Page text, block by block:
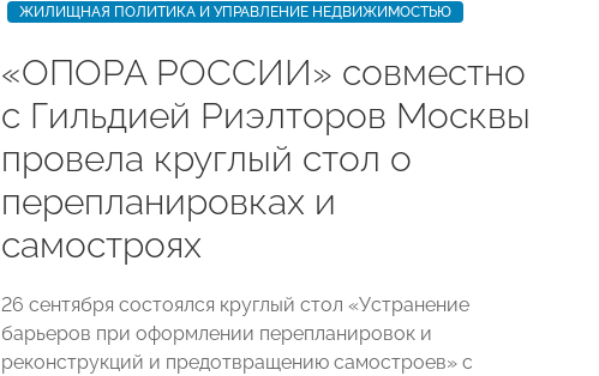
ЖИЛИЩНАЯ ПОЛИТИКА И УПРАВЛЕНИЕ НЕДВИЖИМОСТЬЮ
«ОПОРА РОССИИ» совместно
с Гильдией Риэлторов Москвы
провела круглый стол о
перепланировках и
самостроях
26 сентября состоялся круглый стол «Устранение
барьеров при оформлении перепланировок и
реконструкций и предотвращению самостроев» с